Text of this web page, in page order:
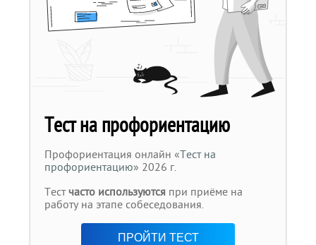
Тест на профориентацию
Профориентация онлайн «Тест на
профориентацию» 2026 г.
Тестчасто используются при приёме на
работу на этапе собеседования.
ПРОЙТИ ТЕСТ